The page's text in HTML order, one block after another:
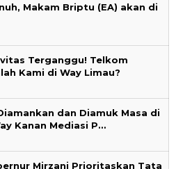
Makam Briptu (EA) akan di
Terganggu! Telkom
Kami di Way Limau?
dan Diamuk Masa di
Kanan Mediasi P…
Mirzani Prioritaskan Tata